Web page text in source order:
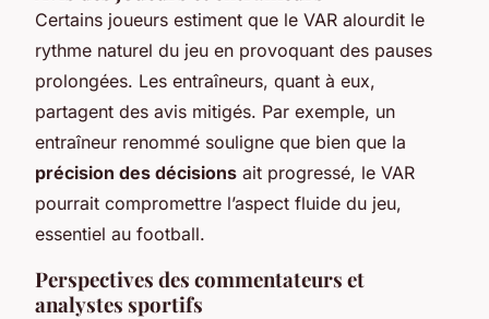
Certains joueurs estiment que le VAR alourdit le
rythme naturel du jeu en provoquant des pauses
prolongées. Les entraîneurs, quant à eux,
partagent des avis mitigés. Par exemple, un
entraîneur renommé souligne que bien que la
précision des décisions ait progressé, le VAR
pourrait compromettre l’aspect fluide du jeu,
essentiel au football.
Perspectives des commentateurs et
analystes sportifs